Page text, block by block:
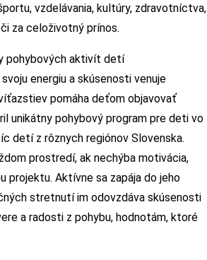
vzdelávania, kultúry, zdravotníctva,
za celoživotný prínos.
pohybových aktivít detí
energiu a skúsenosti venuje
pomáha deťom objavovať
unikátny pohybový program pre deti vo
detí z rôznych regiónov Slovenska.
prostredí, ak nechýba motivácia,
projektu. Aktívne sa zapája do jeho
stretnutí im odovzdáva skúsenosti
a radosti z pohybu, hodnotám, ktoré